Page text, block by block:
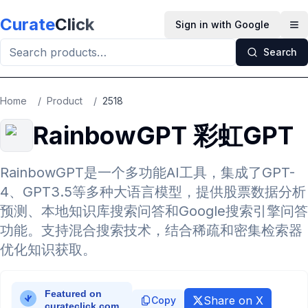
CurateClick Sign in with Google
Search
Home / Product / 2518
RainbowGPT 彩虹GPT
RainbowGPT是一个多功能AI工具，集成了GPT-
4、GPT3.5等多种大语言模型，提供股票数据分析
预测、本地知识库搜索问答和Google搜索引擎问答
功能。支持混合搜索技术，结合稀疏和密集检索器
优化知识获取。
Copy Share on X